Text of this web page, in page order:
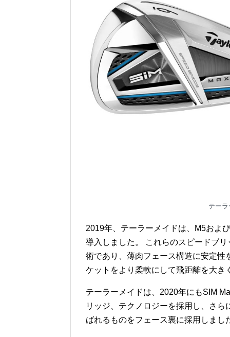
テー
2019年、テーラーメイドは、M5およ
導入しました。 これらのスピードブ
術であり、薄肉フェース構造に安定
ケットをより柔軟にして飛距離を大き
テーラーメイドは、2020年にもSIM
リッジ、テクノロジーを採用し、さ
ばれるものをフェース裏に採用しまし